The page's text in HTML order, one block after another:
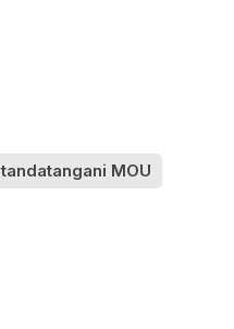
tandatangani MOU